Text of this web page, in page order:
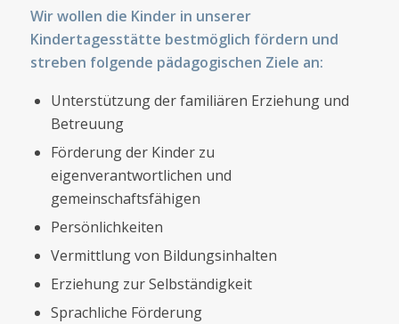
Wir wollen die Kinder in unserer
Kindertagesstätte bestmöglich fördern und
streben folgende pädagogischen Ziele an:
Unterstützung der familiären Erziehung und
Betreuung
Förderung der Kinder zu
eigenverantwortlichen und
gemeinschaftsfähigen
Persönlichkeiten
Vermittlung von Bildungsinhalten
Erziehung zur Selbständigkeit
Sprachliche Förderung